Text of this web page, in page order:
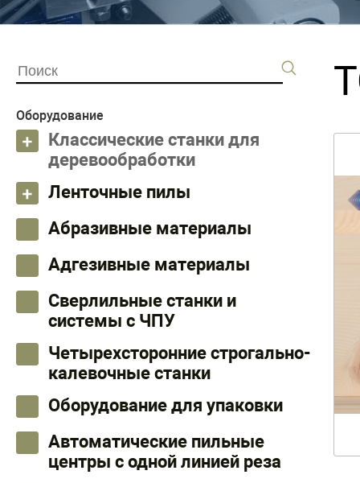
Оборудование
Классические станки для
деревообработки
Ленточные пилы
Абразивные материалы
Адгезивные материалы
Сверлильные станки и
системы с ЧПУ
Четырехсторонние строгально-
калевочные станки
Оборудование для упаковки
Автоматические пильные
центры с одной линией реза